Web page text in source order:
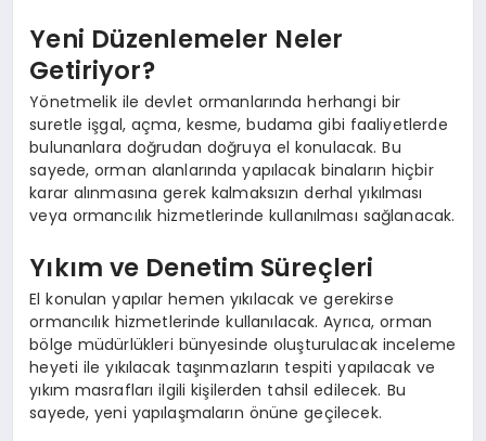
Yeni Düzenlemeler Neler
Getiriyor?
Yönetmelik ile devlet ormanlarında herhangi bir
suretle işgal, açma, kesme, budama gibi faaliyetlerde
bulunanlara doğrudan doğruya el konulacak. Bu
sayede, orman alanlarında yapılacak binaların hiçbir
karar alınmasına gerek kalmaksızın derhal yıkılması
veya ormancılık hizmetlerinde kullanılması sağlanacak.
Yıkım ve Denetim Süreçleri
El konulan yapılar hemen yıkılacak ve gerekirse
ormancılık hizmetlerinde kullanılacak. Ayrıca, orman
bölge müdürlükleri bünyesinde oluşturulacak inceleme
heyeti ile yıkılacak taşınmazların tespiti yapılacak ve
yıkım masrafları ilgili kişilerden tahsil edilecek. Bu
sayede, yeni yapılaşmaların önüne geçilecek.